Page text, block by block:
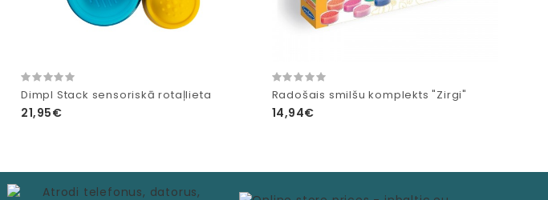
Dimpl Stack sensoriskā rotaļlieta
21,95€
Radošais smilšu komplekts "Zirgi"
14,94€